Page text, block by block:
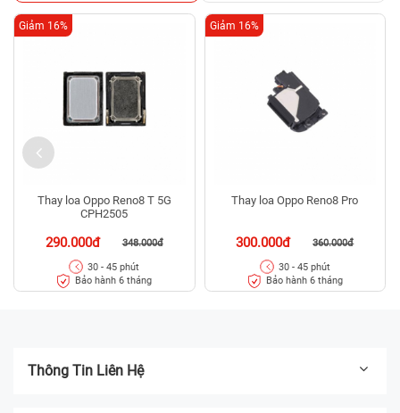
Thay loa Oppo Reno8 T 5G
CPH2505
290.000đ 348.000đ
Giảm 16%
30 - 45 phút
Bảo hành 6 tháng
Thay loa Oppo Reno8 Pro
300.000đ 360.000đ
Giảm 16%
30 - 45 phút
Bảo hành 6 tháng
Thông Tin Liên Hệ